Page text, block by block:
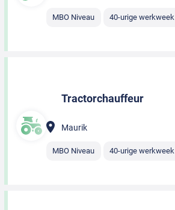
MBO Niveau 40-urige werkweek
Tractorchauffeur
Maurik
MBO Niveau 40-urige werkweek